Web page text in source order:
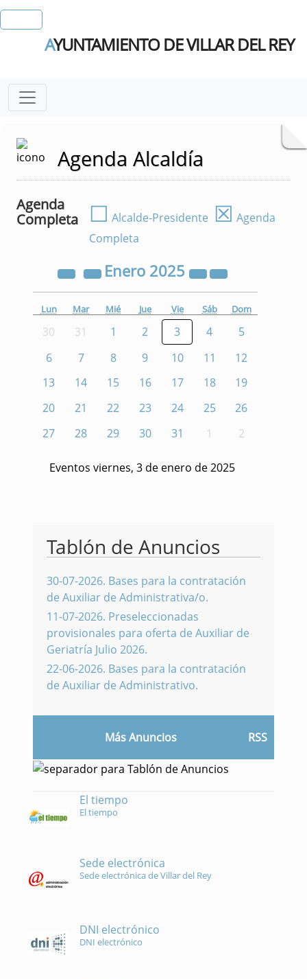
AYUNTAMIENTO DE VILLAR DEL REY
Agenda Alcaldía
Agenda
Completa
☐ Alcalde-Presidente ☒ Agenda
Completa
Enero 2025
Lun Mar Mié Jue Vie Sáb Dom
30 31 1 2 3 4
5
6
7 8 9 10 11
12
13
14 15 16 17 18
19
20
21 22 23 24 25
26
27
28 29 30 31 1 2
Eventos viernes, 3 de enero de 2025
Tablón de Anuncios
30-07-2026. Bases para la contratación
de Auxiliar de Administrativa/o.
11-07-2026. Preseleccionadas
provisionales para oferta de Auxiliar de
Geriatría Julio 2026.
22-06-2026. Bases para la contratación
de Auxiliar de Administrativo.
Más Anuncios RSS
El tiempo
El tiempo
Sede electrónica
Sede electrónica de Villar del Rey
DNI electrónico
DNI electrónico